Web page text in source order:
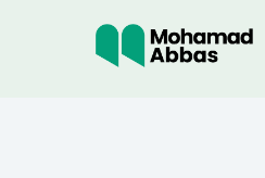
إلى
المحتوى